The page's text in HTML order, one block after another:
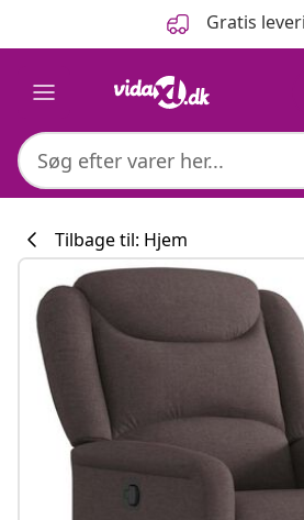
Gratis
#sharemevidaxl
Tilbage til: Hjem